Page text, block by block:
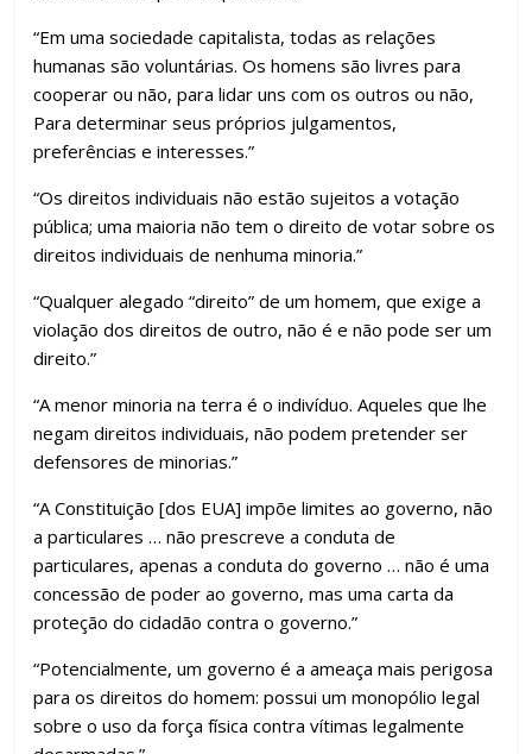
“Em uma sociedade capitalista, todas as relações
humanas são voluntárias. Os homens são livres para
cooperar ou não, para lidar uns com os outros ou não,
Para determinar seus próprios julgamentos,
preferências e interesses.”
“Os direitos individuais não estão sujeitos a votação
pública; uma maioria não tem o direito de votar sobre os
direitos individuais de nenhuma minoria.”
“Qualquer alegado “direito” de um homem, que exige a
violação dos direitos de outro, não é e não pode ser um
direito.”
“A menor minoria na terra é o indivíduo. Aqueles que lhe
negam direitos individuais, não podem pretender ser
defensores de minorias.”
“A Constituição [dos EUA] impõe limites ao governo, não
a particulares … não prescreve a conduta de
particulares, apenas a conduta do governo … não é uma
concessão de poder ao governo, mas uma carta da
proteção do cidadão contra o governo.”
“Potencialmente, um governo é a ameaça mais perigosa
para os direitos do homem: possui um monopólio legal
sobre o uso da força física contra vítimas legalmente